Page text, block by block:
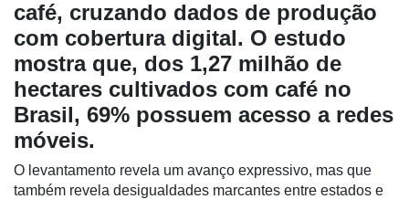
Cadastre-
se
Minha
conta
café, cruzando dados de produção
com cobertura digital. O estudo
mostra que, dos 1,27 milhão de
hectares cultivados com café no
Brasil, 69% possuem acesso a redes
móveis.
O levantamento revela um avanço expressivo, mas que
também revela desigualdades marcantes entre estados e